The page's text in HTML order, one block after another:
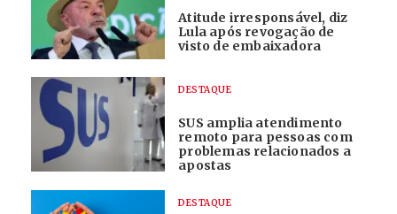
Atitude irresponsável, diz
Lula após revogação de
visto de embaixadora
DESTAQUE
SUS amplia atendimento
remoto para pessoas com
problemas relacionados a
apostas
DESTAQUE